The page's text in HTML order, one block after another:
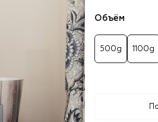
Объём
500g 1100g